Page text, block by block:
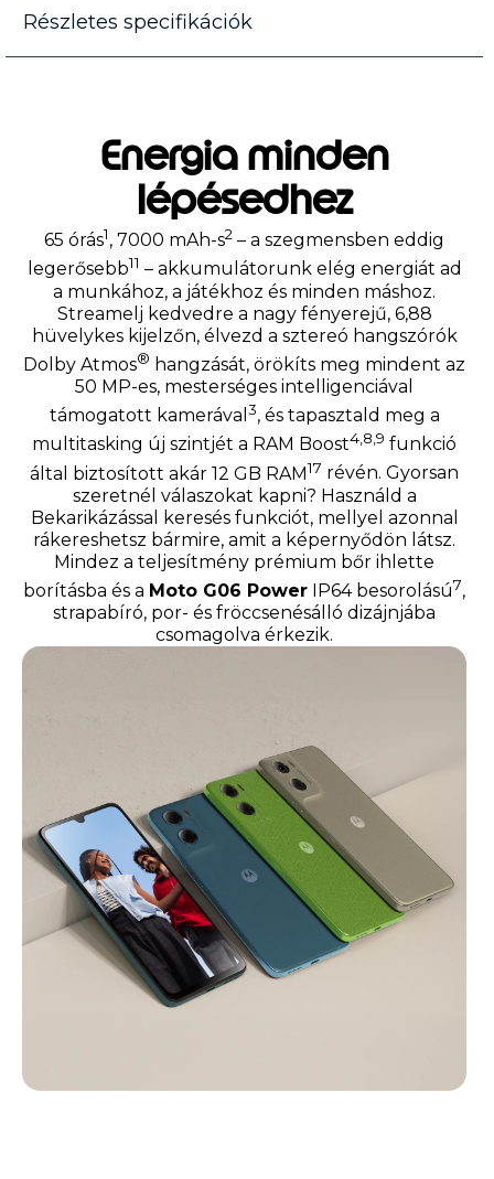
Részletes specifikációk
Energia minden
lépésedhez
65 órás1, 7000 mAh-s2 – a szegmensben eddig
legerősebb11 – akkumulátorunk elég energiát ad
a munkához, a játékhoz és minden máshoz.
Streamelj kedvedre a nagy fényerejű, 6,88
hüvelykes kijelzőn, élvezd a sztereó hangszórók
Dolby Atmos® hangzását, örökíts meg mindent az
50 MP-es, mesterséges intelligenciával
támogatott kamerával 3, és tapasztald meg a
multitasking új szintjét a RAM Boost4,8,9 funkció
által biztosított akár 12 GB RAM17 révén. Gyorsan
szeretnél válaszokat kapni? Használd a
Bekarikázással keresés funkciót, mellyel azonnal
rákereshetsz bármire, amit a képernyődön látsz.
Mindez a teljesítmény prémium bőr ihlette
borításba és a Moto G06 Power IP64 besorolású7,
strapabíró, por- és fröccsenésálló dizájnjába
csomagolva érkezik.